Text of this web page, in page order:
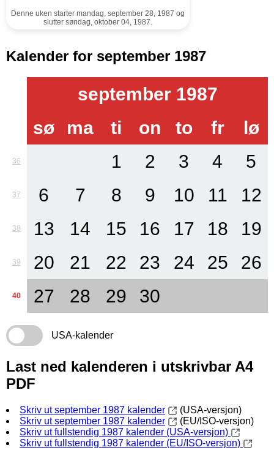
Denne uken starter mandag, september 28, 1987 og
slutter søndag, oktober 04, 1987.
Kalender for september 1987
september 1987
sø
ma ti on to fr lø
36 1 2 3 4 5
37 6 7 8 9 10 11 12
38 13 14 15 16 17 18 19
39 20 21 22 23 24 25 26
40 27 28 29 30
USA-kalender
Last ned kalenderen i utskrivbar A4
PDF
Skriv ut september 1987 kalender
(USA-versjon)
Skriv ut september 1987 kalender
(EU/ISO-versjon)
Skriv ut fullstendig 1987 kalender (USA-versjon)
Skriv ut fullstendig 1987 kalender (EU/ISO-versjon)